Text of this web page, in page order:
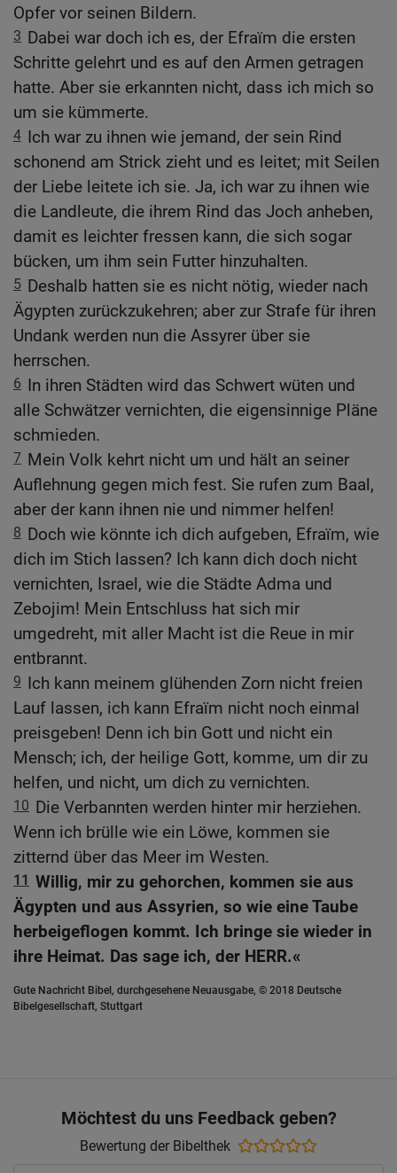
Opfer vor seinen Bildern.
3 Dabei war doch ich es, der Efraïm die ersten
Schritte gelehrt und es auf den Armen getragen
hatte. Aber sie erkannten nicht, dass ich mich so
um sie kümmerte.
4 Ich war zu ihnen wie jemand, der sein Rind
schonend am Strick zieht und es leitet; mit Seilen
der Liebe leitete ich sie. Ja, ich war zu ihnen wie
die Landleute, die ihrem Rind das Joch anheben,
damit es leichter fressen kann, die sich sogar
bücken, um ihm sein Futter hinzuhalten.
5 Deshalb hatten sie es nicht nötig, wieder nach
Ägypten zurückzukehren; aber zur Strafe für ihren
Undank werden nun die Assyrer über sie
herrschen.
6 In ihren Städten wird das Schwert wüten und
alle Schwätzer vernichten, die eigensinnige Pläne
schmieden.
7 Mein Volk kehrt nicht um und hält an seiner
Auflehnung gegen mich fest. Sie rufen zum Baal,
aber der kann ihnen nie und nimmer helfen!
8 Doch wie könnte ich dich aufgeben, Efraïm, wie
dich im Stich lassen? Ich kann dich doch nicht
vernichten, Israel, wie die Städte Adma und
Zebojim! Mein Entschluss hat sich mir
umgedreht, mit aller Macht ist die Reue in mir
entbrannt.
9 Ich kann meinem glühenden Zorn nicht freien
Lauf lassen, ich kann Efraïm nicht noch einmal
preisgeben! Denn ich bin Gott und nicht ein
Mensch; ich, der heilige Gott, komme, um dir zu
helfen, und nicht, um dich zu vernichten.
10 Die Verbannten werden hinter mir herziehen.
Wenn ich brülle wie ein Löwe, kommen sie
zitternd über das Meer im Westen.
11 Willig, mir zu gehorchen, kommen sie aus
Ägypten und aus Assyrien, so wie eine Taube
herbeigeflogen kommt. Ich bringe sie wieder in
ihre Heimat. Das sage ich, der HERR.«
Gute Nachricht Bibel, durchgesehene Neuausgabe, © 2018 Deutsche
Bibelgesellschaft, Stuttgart
Möchtest du uns Feedback geben?
Bewertung der Bibelthek